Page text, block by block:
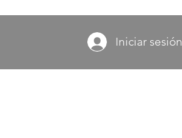
Iniciar sesión